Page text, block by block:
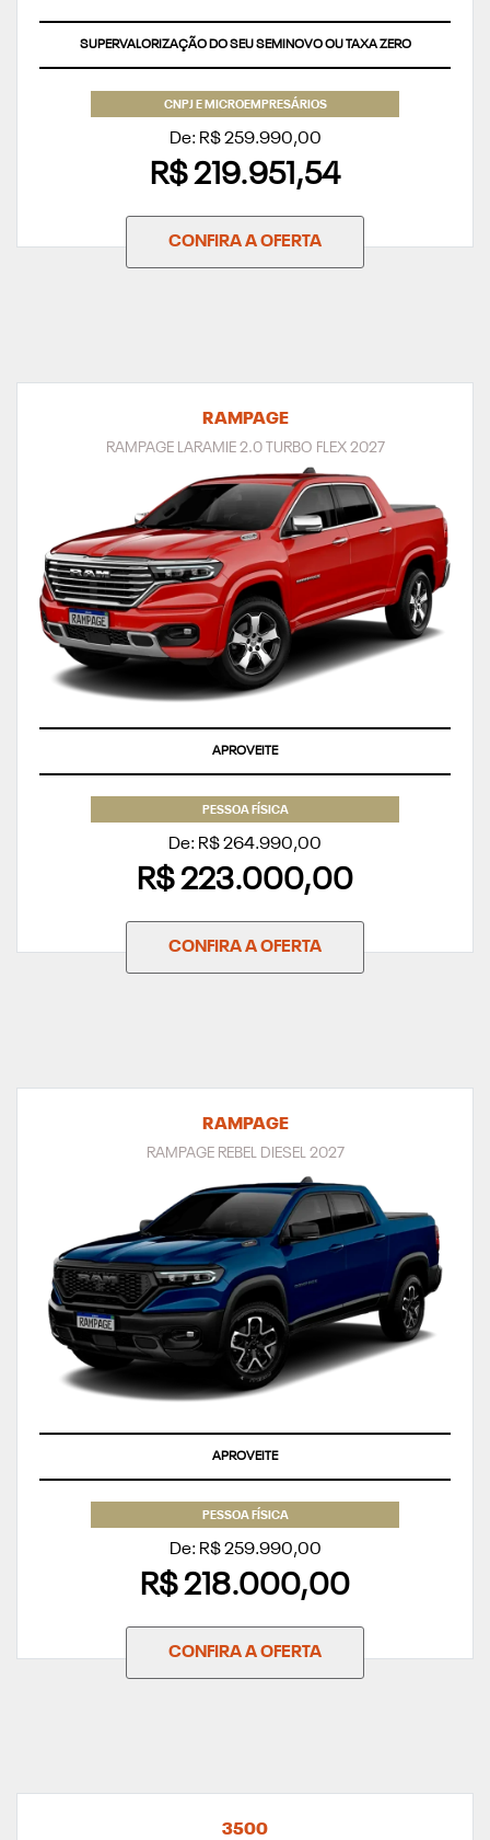
SUPERVALORIZAÇÃO DO SEU SEMINOVO OU TAXA ZERO
CNPJ E MICROEMPRESÁRIOS
De: R$ 259.990,00
R$ 219.951,54
CONFIRA A OFERTA
RAMPAGE
RAMPAGE LARAMIE 2.0 TURBO FLEX 2027
APROVEITE
PESSOA FÍSICA
De: R$ 264.990,00
R$ 223.000,00
CONFIRA A OFERTA
RAMPAGE
RAMPAGE REBEL DIESEL 2027
APROVEITE
PESSOA FÍSICA
De: R$ 259.990,00
R$ 218.000,00
CONFIRA A OFERTA
3500